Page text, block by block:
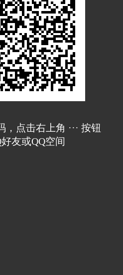
点击右上角 ··· 按钮
友或QQ空间